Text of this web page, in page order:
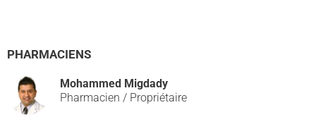
PHARMACIENS
Mohammed Migdady
Pharmacien / Propriétaire